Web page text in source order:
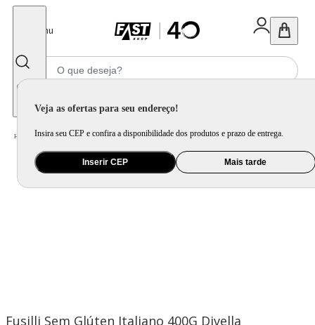
Menu
Veja as ofertas para seu endereço!
Insira seu CEP e confira a disponibilidade dos produtos e prazo de entrega.
Inserir CEP Mais tarde
Home Mercado / Alimento / Massa e Molho
Fusilli Sem Glúten Italiano 400G Divella